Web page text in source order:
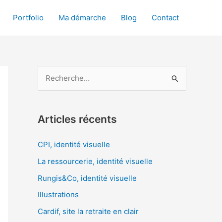
Portfolio Ma démarche Blog Contact
h
e
h
e
r
Articles récents
CPI, identité visuelle
La ressourcerie, identité visuelle
Rungis&Co, identité visuelle
Illustrations
Cardif, site la retraite en clair